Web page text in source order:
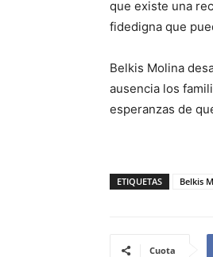
que existe una
fidedigna que
Belkis Molina
ausencia los
esperanzas de
ETIQUETAS Belkis
Cuota